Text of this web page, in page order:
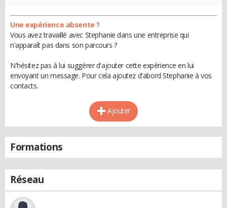
Une expérience absente ?
Vous avez travaillé avec Stephanie dans une entreprise qui
n'apparaît pas dans son parcours ?
N'hésitez pas à lui suggérer d'ajouter cette expérience en lui
envoyant un message. Pour cela ajoutez d'abord Stephanie à vos
contacts.
Ajouter
Formations
Réseau